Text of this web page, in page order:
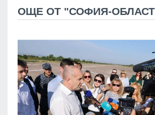
ОЩЕ ОТ "СОФИЯ-